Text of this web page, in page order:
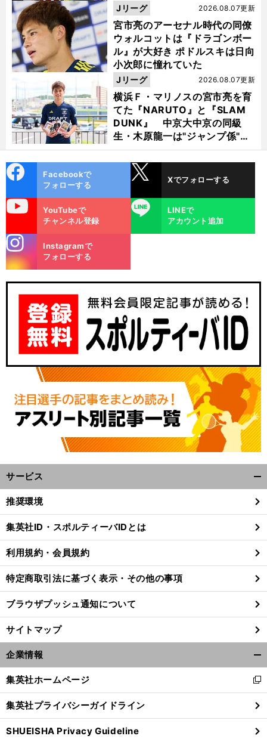
宮市亮のアーセナル時代の同僚
ウォルコットは『ドラゴンボー
ル』が大好き ポドルスキは日向
小次郎に憧れていた
2026.08.07更新
Jリーグ
横浜Ｆ・マリノスの宮市亮を育
てた『NARUTO』と『SLAM
DUNK』 中京大中京の同級
生・木原龍一は"ジャンプ係"だ
った
2026.08.07更新
Jリーグ
ok
Facebookで
フォローする
Xでフォローする
YouTubeで
チャンネル登録
LINE
LINEで
アカウント追加
m
Instagramで
フォローする
サービス
閉
る
推奨環境
集英社ID・スポルティーバIDとは
利用規約・会員規約
特定商取引法に基づく表示・その他の事項
ブラウザプッシュ通知について
サイトマップ
企業情報
閉
る
集英社ホームページ
新
し
い
ウ
ィ
集英社プライバシーガイドライン
SHUEISHA Privacy Guideline